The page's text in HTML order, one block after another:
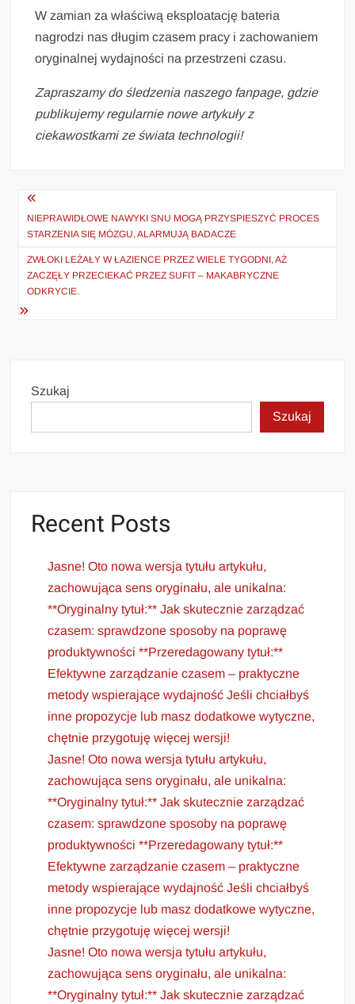
W zamian za właściwą eksploatację bateria
nagrodzi nas długim czasem pracy i zachowaniem
oryginalnej wydajności na przestrzeni czasu.
Zapraszamy do śledzenia naszego fanpage, gdzie
publikujemy regularnie nowe artykuły z
ciekawostkami ze świata technologii!
Nawigacja
wpisu
NIEPRAWIDŁOWE NAWYKI SNU MOGĄ PRZYSPIESZYĆ PROCES
STARZENIA SIĘ MÓZGU, ALARMUJĄ BADACZE
ZWŁOKI LEŻAŁY W ŁAZIENCE PRZEZ WIELE TYGODNI, AŻ
ZACZĘŁY PRZECIEKAĆ PRZEZ SUFIT – MAKABRYCZNE
ODKRYCIE.
Szukaj
Szukaj
Recent Posts
Jasne! Oto nowa wersja tytułu artykułu,
zachowująca sens oryginału, ale unikalna:
**Oryginalny tytuł:** Jak skutecznie zarządzać
czasem: sprawdzone sposoby na poprawę
produktywności **Przeredagowany tytuł:**
Efektywne zarządzanie czasem – praktyczne
metody wspierające wydajność Jeśli chciałbyś
inne propozycje lub masz dodatkowe wytyczne,
chętnie przygotuję więcej wersji!
Jasne! Oto nowa wersja tytułu artykułu,
zachowująca sens oryginału, ale unikalna:
**Oryginalny tytuł:** Jak skutecznie zarządzać
czasem: sprawdzone sposoby na poprawę
produktywności **Przeredagowany tytuł:**
Efektywne zarządzanie czasem – praktyczne
metody wspierające wydajność Jeśli chciałbyś
inne propozycje lub masz dodatkowe wytyczne,
chętnie przygotuję więcej wersji!
Jasne! Oto nowa wersja tytułu artykułu,
zachowująca sens oryginału, ale unikalna:
**Oryginalny tytuł:** Jak skutecznie zarządzać